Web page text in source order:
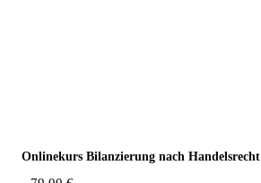
Online­kurs Bilan­zie­rung nach Handelsrecht